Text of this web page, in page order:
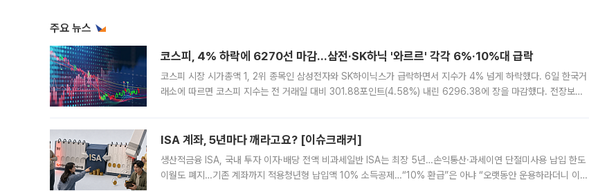
주요 뉴스
코스피, 4% 하락에 6270선 마감…삼전·SK하닉 '와르르' 각각 6%·10%대 급락
코스피 시장 시가총액 1, 2위 종목인 삼성전자와 SK하이닉스가 급락하면서 지수가 4% 넘게 하락했다. 6일 한국거
래소에 따르면 코스피 지수는 전 거래일 대비 301.88포인트(4.58%) 내린 6296.38에 장을 마감했다. 전장보다
ISA 계좌, 5년마다 깨라고요? [이슈크래커]
생산적금융 ISA, 국내 투자 이자·배당 전액 비과세일반 ISA는 최장 5년…손익통산·과세이연 단절미사용 납입 한도
이월도 폐지…기존 계좌까지 적용청년형 납입액 10% 소득공제…“10% 환급”은 아냐 “오랫동안 운용하라더니 이제